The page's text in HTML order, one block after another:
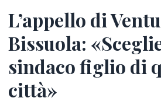
L’appello di
Bissuola:
sindaco figlio di
città»